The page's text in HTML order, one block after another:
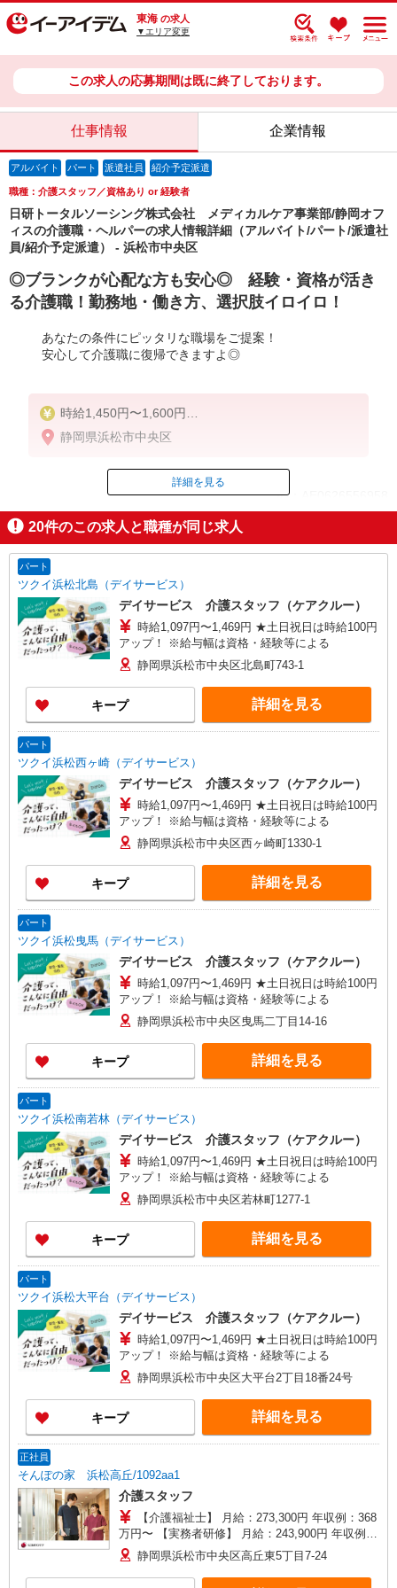
東海 の求人
▼エリア変更
この求人の応募期間は既に終了しております。
仕事情報 企業情報
アルバイト パート 派遣社員 紹介予定派遣
職種：介護スタッフ／資格あり or 経験者
日研トータルソーシング株式会社 メディカルケア事業部/静岡オフ
ィスの介護職・ヘルパーの求人情報詳細（アルバイト/パート/派遣社
員/紹介予定派遣） - 浜松市中央区
◎ブランクが心配な方も安心◎ 経験・資格が活き
る介護職！勤務地・働き方、選択肢イロイロ！
あなたの条件にピッタリな職場をご提案！
安心して介護職に復帰できますよ◎
時給1,450円〜1,600円
◆初任者研修：時給1,450円〜
※経験者は3ヶ月以上
※給与幅は経験・能力による
★週払いOK（規定あり）
静岡県浜松市中央区
ID：AE0626556958
掲載期間終了
詳細を見る
20件のこの求人と職種が同じ求人
パート
ツクイ浜松北島（デイサービス）
デイサービス 介護スタッフ（ケアクルー）
時給1,097円〜1,469円 ★土日祝日は時給100円
アップ！ ※給与幅は資格・経験等による
静岡県浜松市中央区北島町743-1
キープ 詳細を見る
パート
ツクイ浜松西ヶ崎（デイサービス）
デイサービス 介護スタッフ（ケアクルー）
時給1,097円〜1,469円 ★土日祝日は時給100円
アップ！ ※給与幅は資格・経験等による
静岡県浜松市中央区西ヶ崎町1330-1
キープ 詳細を見る
パート
ツクイ浜松曳馬（デイサービス）
デイサービス 介護スタッフ（ケアクルー）
時給1,097円〜1,469円 ★土日祝日は時給100円
アップ！ ※給与幅は資格・経験等による
静岡県浜松市中央区曳馬二丁目14-16
キープ 詳細を見る
パート
ツクイ浜松南若林（デイサービス）
デイサービス 介護スタッフ（ケアクルー）
時給1,097円〜1,469円 ★土日祝日は時給100円
アップ！ ※給与幅は資格・経験等による
静岡県浜松市中央区若林町1277-1
キープ 詳細を見る
パート
ツクイ浜松大平台（デイサービス）
デイサービス 介護スタッフ（ケアクルー）
時給1,097円〜1,469円 ★土日祝日は時給100円
アップ！ ※給与幅は資格・経験等による
静岡県浜松市中央区大平台2丁目18番24号
キープ 詳細を見る
正社員
そんぽの家 浜松高丘/1092aa1
介護スタッフ
【介護福祉士】 月給：273,300円 年収例：368
万円〜 【実務者研修】 月給：243,900円 年収例：
329万円〜 【初任者研修・無資格】 月給：
235,500円 年収例：320万円〜 ※職務手当、働き
がい向上手当、日祝手当（月平均2回分）、夜勤手
静岡県浜松市中央区高丘東5丁目7-24